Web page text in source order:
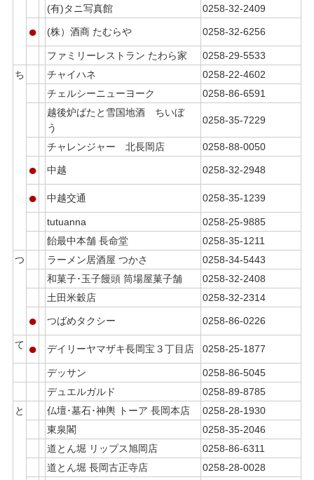
(有)タニ写真館
0258-32-2409
● (株）酒商 たむらや 0258-32-6256
ファミリーレストラン たわら家
0258-29-5533
ち
チャイハネ
0258-22-4602
チェルシーニューヨーク
0258-86-6591
越後炉ばたと雪国地酒 ちいぼ
う
0258-35-7229
チャレンジャー 北長岡店 0258-88-0050
● 中越 0258-32-2948
● 中越交通 0258-35-1239
tutuanna
0258-25-9885
飴最中本舗 長命堂
0258-35-1211
つ
ラーメン居酒屋 つかさ
0258-34-5443
和菓子･玉子饅頭 筒場屋菓子舗
0258-32-2408
土田米穀店
0258-32-2314
● つばめタクシー 0258-86-0226
て ● デイリーヤマザキ長岡宝３丁目店 0258-25-1877
デッサン
0258-86-5045
デュエルガルド
0258-89-8785
と
仏壇･墓石･神輿 トーア 長岡本店
0258-28-1930
東泉閣
0258-35-2046
道とん堀 リップス旭岡店
0258-86-6311
道とん堀 長岡古正寺店
0258-28-0028